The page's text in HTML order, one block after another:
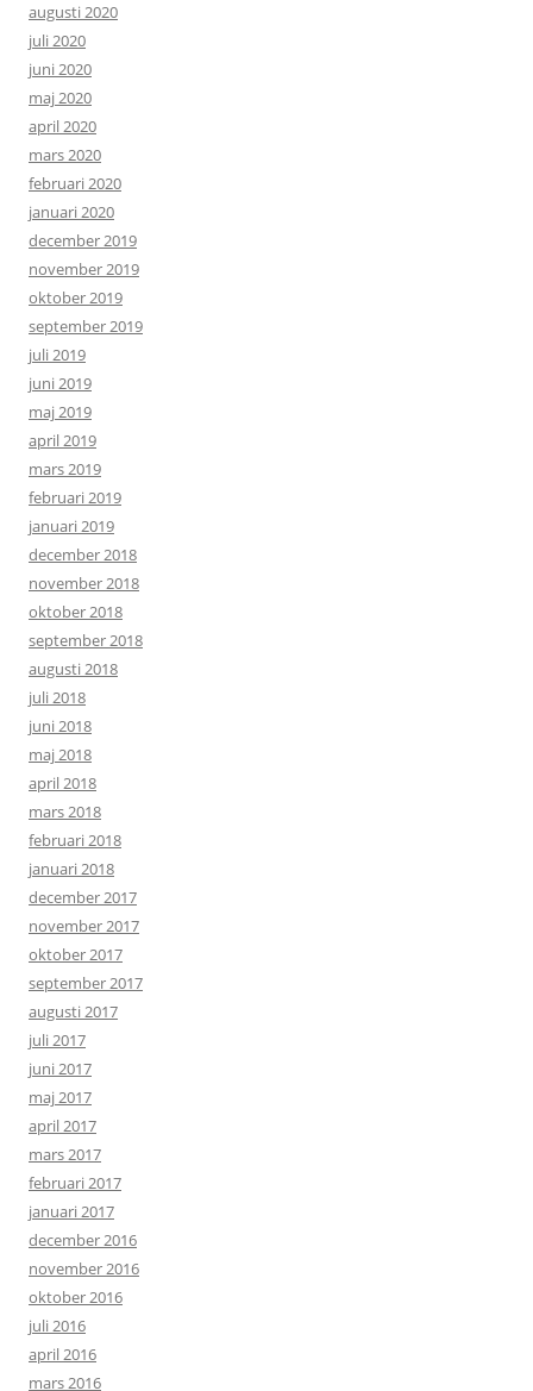
augusti 2020
juli 2020
juni 2020
maj 2020
april 2020
mars 2020
februari 2020
januari 2020
december 2019
november 2019
oktober 2019
september 2019
juli 2019
juni 2019
maj 2019
april 2019
mars 2019
februari 2019
januari 2019
december 2018
november 2018
oktober 2018
september 2018
augusti 2018
juli 2018
juni 2018
maj 2018
april 2018
mars 2018
februari 2018
januari 2018
december 2017
november 2017
oktober 2017
september 2017
augusti 2017
juli 2017
juni 2017
maj 2017
april 2017
mars 2017
februari 2017
januari 2017
december 2016
november 2016
oktober 2016
juli 2016
april 2016
mars 2016